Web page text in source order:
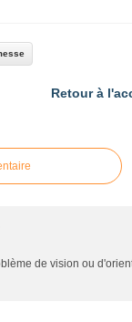
Retour à
de vision ou